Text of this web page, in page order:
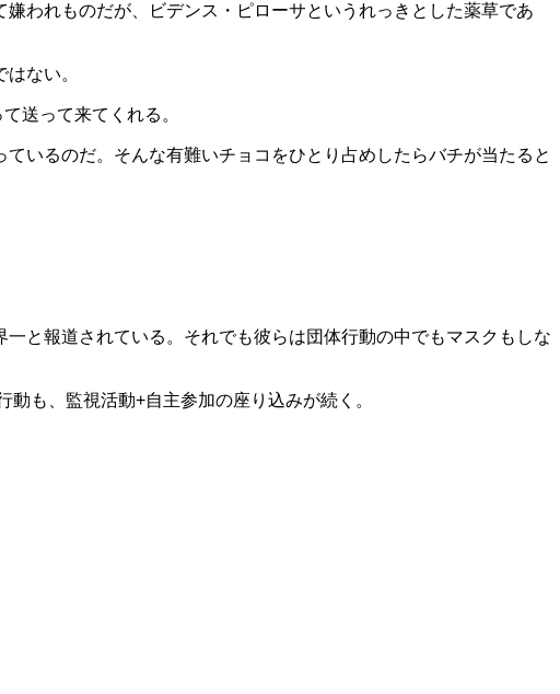
われものだが、ビデンス・ピローサというれっきとした薬草であ
ない。
送って来てくれる。
いるのだ。そんな有難いチョコをひとり占めしたらバチが当たると
と報道されている。それでも彼らは団体行動の中でもマスクもしな
も、監視活動+自主参加の座り込みが続く。